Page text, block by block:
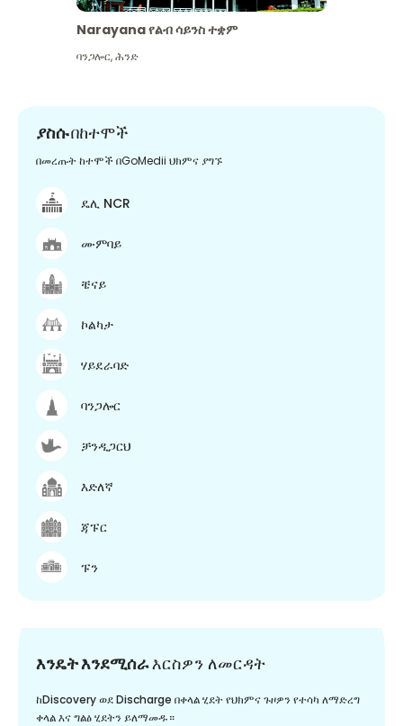
Narayana የልብ ሳይንስ ተቋም
ባንጋሎር,ሕንድ
ያስሱበከተሞች
በመረጡት ከተሞች በGoMedii ህክምና ያግኙ
ዴሊ NCR
ሙምባይ
ቼናይ
ኮልካታ
ሃይደራባድ
ባንጋሎር
ቻንዲጋርህ
እድለኛ
ጃፑር
ፑን
እንዴት እንደሚሰራእርስዎን ለመርዳት
ከDiscovery ወደ Discharge በቀላል ሂደት የህክምና ጉዞዎን የተሳካ ለማድረግ
ቀላል እና ግልፅ ሂደትን ይለማመዱ።